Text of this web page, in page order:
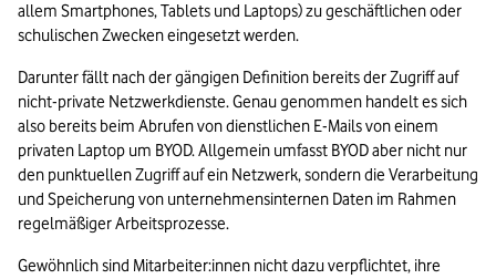
allem Smartphones, Tablets und Laptops) zu geschäftlichen oder
schulischen Zwecken eingesetzt werden.
Darunter fällt nach der gängigen Definition bereits der Zugriff auf
nicht-private Netzwerkdienste. Genau genommen handelt es sich
also bereits beim Abrufen von dienstlichen E-Mails von einem
privaten Laptop um BYOD. Allgemein umfasst BYOD aber nicht nur
den punktuellen Zugriff auf ein Netzwerk, sondern die Verarbeitung
und Speicherung von unternehmensinternen Daten im Rahmen
regelmäßiger Arbeitsprozesse.
Gewöhnlich sind Mitarbeiter:innen nicht dazu verpflichtet, ihre